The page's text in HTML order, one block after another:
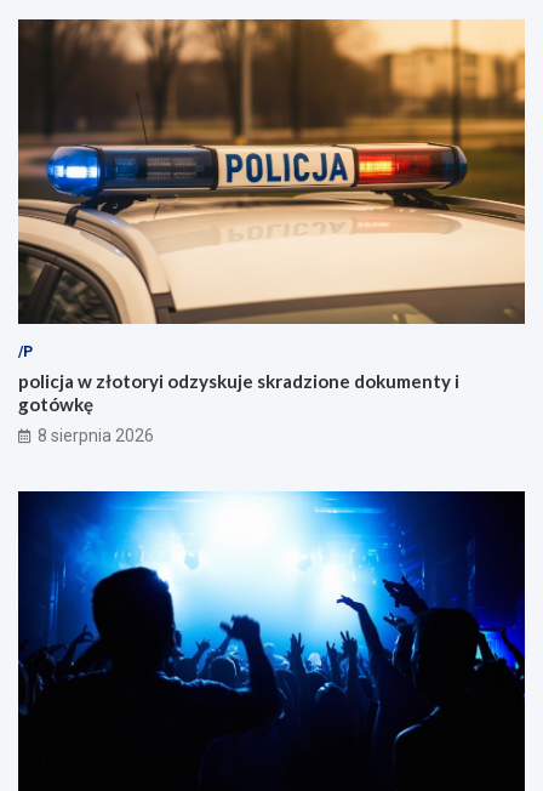
/P
policja w złotoryi odzyskuje skradzione dokumenty i
gotówkę
8 sierpnia 2026